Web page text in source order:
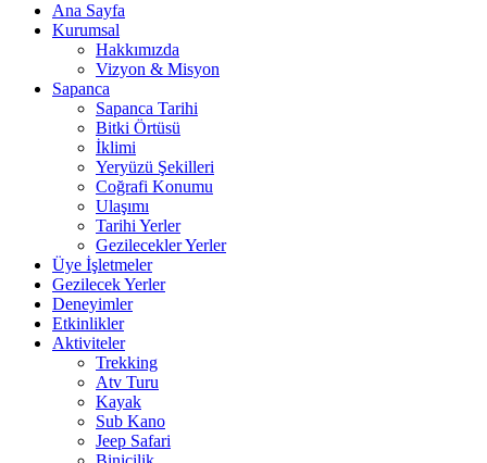
Ana Sayfa
Kurumsal
Hakkımızda
Vizyon & Misyon
Sapanca
Sapanca Tarihi
Bitki Örtüsü
İklimi
Yeryüzü Şekilleri
Coğrafi Konumu
Ulaşımı
Tarihi Yerler
Gezilecekler Yerler
Üye İşletmeler
Gezilecek Yerler
Deneyimler
Etkinlikler
Aktiviteler
Trekking
Atv Turu
Kayak
Sub Kano
Jeep Safari